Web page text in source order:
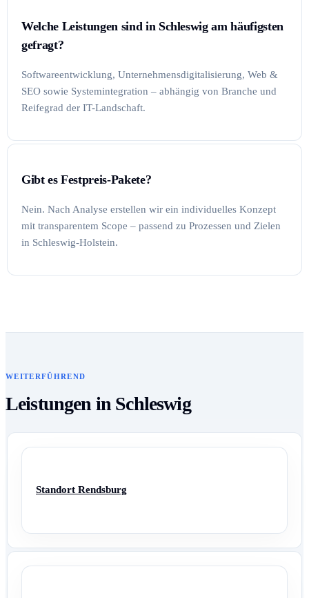
Welche Leistungen sind in Schleswig am häufigsten
gefragt?
Softwareentwicklung, Unternehmensdigitalisierung, Web &
SEO sowie Systemintegration – abhängig von Branche und
Reifegrad der IT-Landschaft.
Gibt es Festpreis-Pakete?
Nein. Nach Analyse erstellen wir ein individuelles Konzept
mit transparentem Scope – passend zu Prozessen und Zielen
in Schleswig-Holstein.
WEITERFÜHREND
Leistungen in Schleswig
Standort Rendsburg